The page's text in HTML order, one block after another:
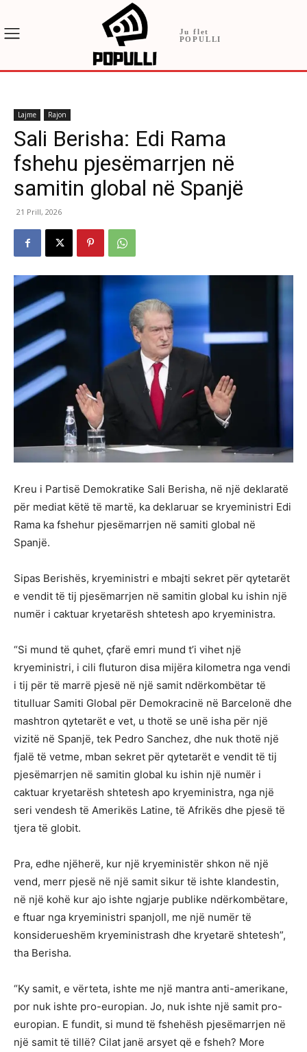
Ju flet
POPULLI
Lajme Rajon
Sali Berisha: Edi Rama
fshehu pjesëmarrjen në
samitin global në Spanjë
21 Prill, 2026
Kreu i Partisë Demokratike Sali Berisha, në një deklaratë
për mediat këtë të martë, ka deklaruar se kryeministri Edi
Rama ka fshehur pjesëmarrjen në samiti global në
Spanjë.
Sipas Berishës, kryeministri e mbajti sekret për qytetarët
e vendit të tij pjesëmarrjen në samitin global ku ishin një
numër i caktuar kryetarësh shtetesh apo kryeministra.
“Si mund të quhet, çfarë emri mund t’i vihet një
kryeministri, i cili fluturon disa mijëra kilometra nga vendi
i tij për të marrë pjesë në një samit ndërkombëtar të
titulluar Samiti Global për Demokracinë në Barcelonë dhe
mashtron qytetarët e vet, u thotë se unë isha për një
vizitë në Spanjë, tek Pedro Sanchez, dhe nuk thotë një
fjalë të vetme, mban sekret për qytetarët e vendit të tij
pjesëmarrjen në samitin global ku ishin një numër i
caktuar kryetarësh shtetesh apo kryeministra, nga një
seri vendesh të Amerikës Latine, të Afrikës dhe pjesë të
tjera të globit.
Pra, edhe njëherë, kur një kryeministër shkon në një
vend, merr pjesë në një samit sikur të ishte klandestin,
në një kohë kur ajo ishte ngjarje publike ndërkombëtare,
e ftuar nga kryeministri spanjoll, me një numër të
konsiderueshëm kryeministrash dhe kryetarë shtetesh”,
tha Berisha.
“Ky samit, e vërteta, ishte me një mantra anti-amerikane,
por nuk ishte pro-europian. Jo, nuk ishte një samit pro-
europian. E fundit, si mund të fshehësh pjesëmarrjen në
një samit të tillë? Cilat janë arsyet që e fsheh? More